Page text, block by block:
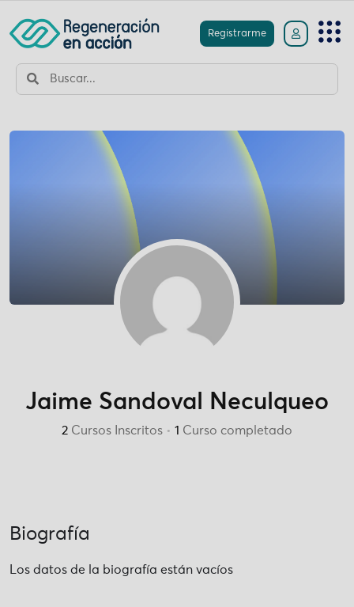
Registrarme
Jaime Sandoval Neculqueo
2 Cursos Inscritos • 1 Curso completado
Biografía
Los datos de la biografía están vacíos